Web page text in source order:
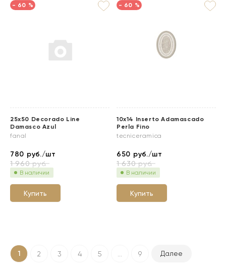
- 60 %
25x50 Decorado Line
Damasco Azul
fanal
780 руб./шт
1 960руб.
В наличии
Купить
- 60 %
10x14 Inserto Adamascado
Perla Fino
tecniceramica
650 руб./шт
1 630руб.
В наличии
Купить
1 2 3 4 5 9 Далее